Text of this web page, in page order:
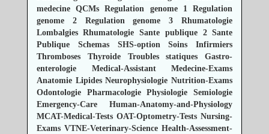
medecine
QCMs Regulation genome 1
Regulation
genome 2
Regulation genome 3
Rhumatologie
Lombalgies Rhumatologie Sante publique 2 Sante
Publique
Schemas SHS-option
Soins Infirmiers
Thromboses
Thyroide Troubles statiques
Gastro-
enterologie
Medical-Assistant
Medecine-Exams
Anatomie Lipides Neurophysiologie Nutrition-Exams
Odontologie
Pharmacologie Physiologie
Semiologie
Emergency-Care
Human-Anatomy-and-Physiology
MCAT-Medical-Tests OAT-Optometry-Tests Nursing-
Exams VTNE-Veterinary-Science Health-Assessment-